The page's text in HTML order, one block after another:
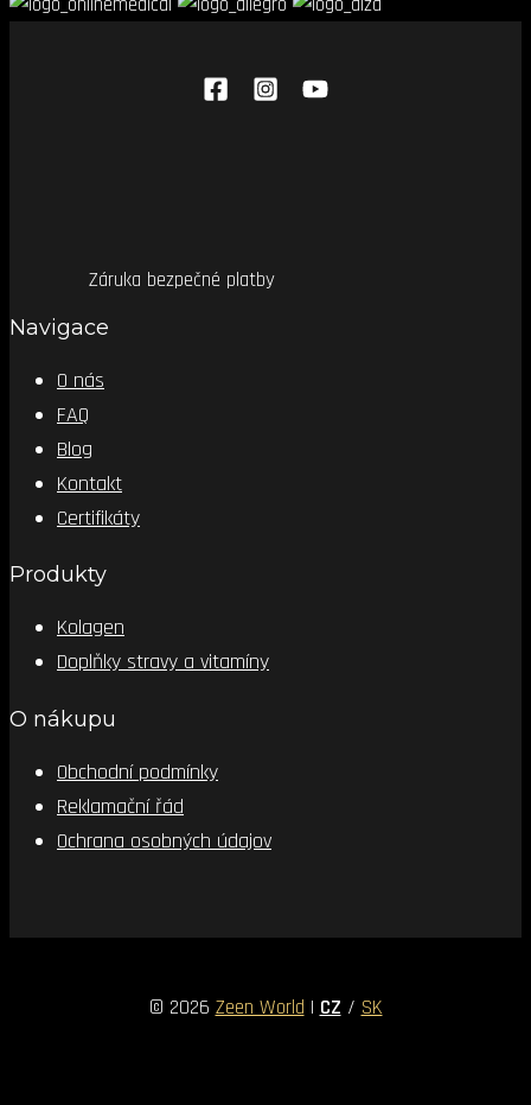
Záruka bezpečné platby
Navigace
O nás
FAQ
Blog
Kontakt
Certifikáty
Produkty
Kolagen
Doplňky stravy a vitamíny
O nákupu
Obchodní podmínky
Reklamační řád
Ochrana osobných údajov
© 2026 Zeen World | CZ / SK